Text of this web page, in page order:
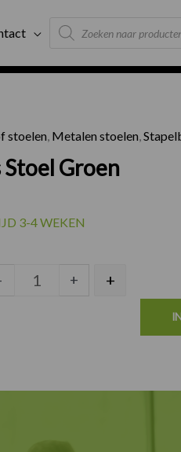
Products
search
Externe voorraad
stoelen, Metalen stoelen,
Stoel Groen
3-4 WEKEN
Paris Stoel Groen aantal
+ +